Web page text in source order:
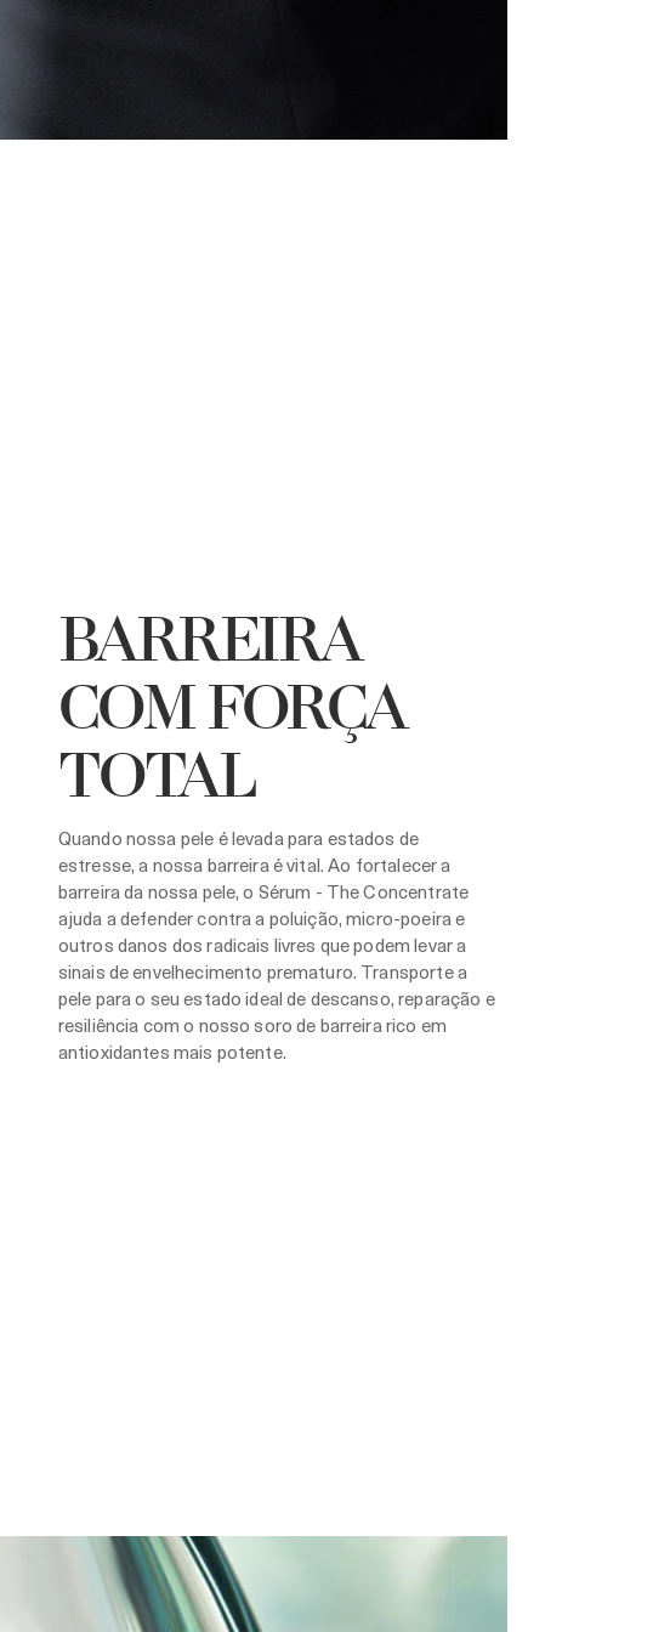
BARREIRA
COM FORÇA
TOTAL
Quando nossa pele é levada para estados de
estresse, a nossa barreira é vital. Ao fortalecer a
barreira da nossa pele, o Sérum - The Concentrate
ajuda a defender contra a poluição, micro-poeira e
outros danos dos radicais livres que podem levar a
sinais de envelhecimento prematuro. Transporte a
pele para o seu estado ideal de descanso, reparação e
resiliência com o nosso soro de barreira rico em
antioxidantes mais potente.